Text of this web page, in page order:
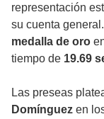
representación
su cuenta general.
medalla de oro
tiempo de 19.69
Las preseas
Domínguez en